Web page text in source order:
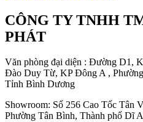
CÔNG TY TNHH
PHÁT
Văn phòng đại diện : Đường D1,
Đào Duy Từ, KP Đông A ,
Tỉnh Bình Dương
Showroom: Số 256 Cao Tốc Tân
Phường Tân Bình, Thành phố Dĩ